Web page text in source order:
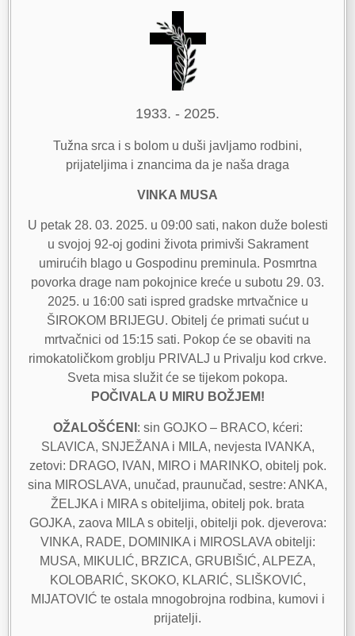
1933. - 2025.
Tužna srca i s bolom u duši javljamo rodbini,
prijateljima i znancima da je naša draga
VINKA MUSA
U petak 28. 03. 2025. u 09:00 sati, nakon duže bolesti
u svojoj 92-oj godini života primivši Sakrament
umirućih blago u Gospodinu preminula. Posmrtna
povorka drage nam pokojnice kreće u subotu 29. 03.
2025. u 16:00 sati ispred gradske mrtvačnice u
ŠIROKOM BRIJEGU. Obitelj će primati sućut u
mrtvačnici od 15:15 sati. Pokop će se obaviti na
rimokatoličkom groblju PRIVALJ u Privalju kod crkve.
Sveta misa služit će se tijekom pokopa.
POČIVALA U MIRU BOŽJEM!
OŽALOŠĆENI : sin GOJKO – BRACO, kćeri:
SLAVICA, SNJEŽANA i MILA, nevjesta IVANKA,
zetovi: DRAGO, IVAN, MIRO i MARINKO, obitelj pok.
sina MIROSLAVA, unučad, praunučad, sestre: ANKA,
ŽELJKA i MIRA s obiteljima, obitelj pok. brata
GOJKA, zaova MILA s obitelji, obitelji pok. djeverova:
VINKA, RADE, DOMINIKA i MIROSLAVA obitelji:
MUSA, MIKULIĆ, BRZICA, GRUBIŠIĆ, ALPEZA,
KOLOBARIĆ, SKOKO, KLARIĆ, SLIŠKOVIĆ,
MIJATOVIĆ te ostala mnogobrojna rodbina, kumovi i
prijatelji.